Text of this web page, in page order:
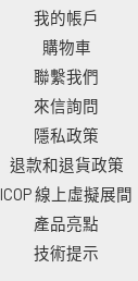
我的帳戶
購物車
聯繫我們
來信詢問
隱私政策
退款和退貨政策
ICOP 線上虛擬展間
產品亮點
技術提示